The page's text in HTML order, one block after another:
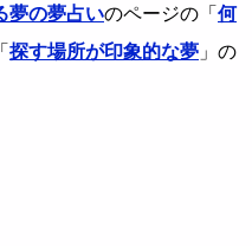
夢の夢占いのページの「 何
探す場所が印象的な夢 」の